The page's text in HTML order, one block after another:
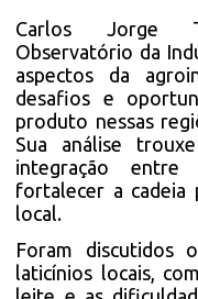
Carlos Jorge
Observatório da
aspectos da
desafios e
produto nessas
Sua análise
integração
fortalecer a cadeia
local.
Foram discutidos
laticínios locais,